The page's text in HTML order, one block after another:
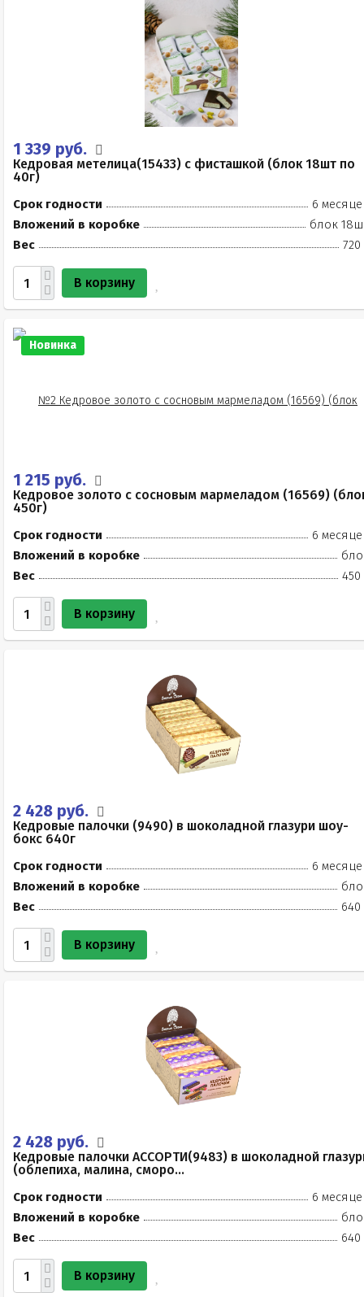
1 339 руб.
Кедровая метелица(15433) с фисташкой (блок 18шт по
40г)
Срок годности
6
Вложений в коробке
блок
Вес
720
В корзину
Новинка
1 215 руб.
Кедровое золото с сосновым мармеладом (16569)
450г)
Срок годности
6
Вложений в коробке
Вес
450
В корзину
2 428 руб.
Кедровые палочки (9490) в шоколадной глазури шоу-
бокс 640г
Срок годности
6
Вложений в коробке
Вес
640
В корзину
2 428 руб.
Кедровые палочки АССОРТИ(9483) в шоколадной
(облепиха, малина, сморо...
Срок годности
6
Вложений в коробке
Вес
640
В корзину